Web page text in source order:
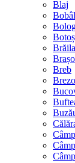
Blaj
Brăila
Breb